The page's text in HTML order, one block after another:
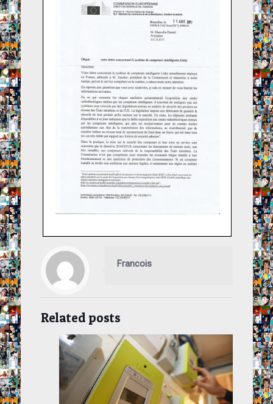
Francois
Related posts